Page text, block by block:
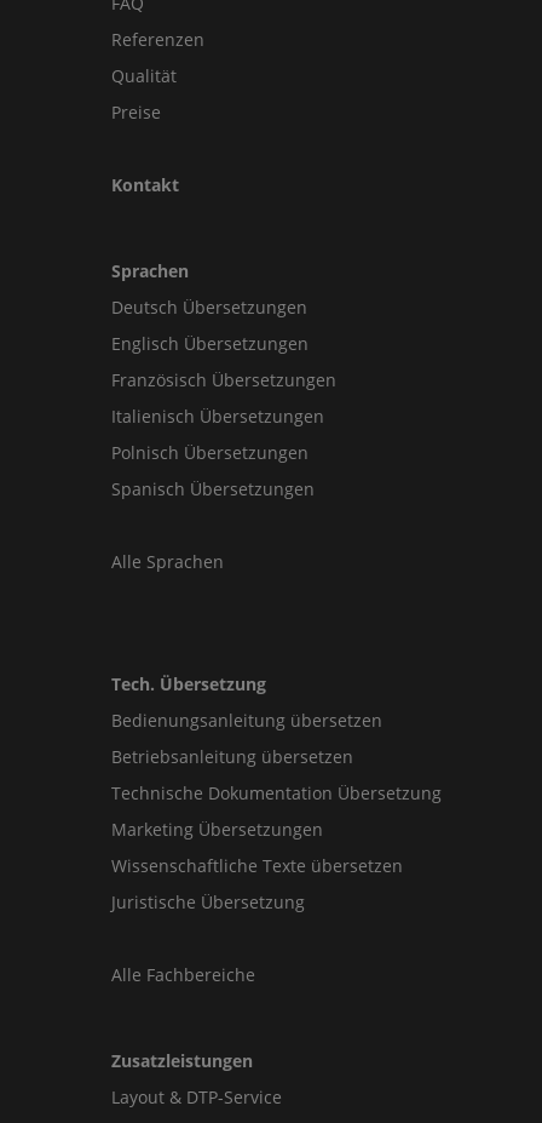
Referenzen
Qualität
Preise
Kontakt
Sprachen
Deutsch Übersetzungen
Englisch Übersetzungen
Französisch Übersetzungen
Italienisch Übersetzungen
Polnisch Übersetzungen
Spanisch Übersetzungen
Alle Sprachen
Tech. Übersetzung
Bedienungsanleitung übersetzen
Betriebsanleitung übersetzen
Technische Dokumentation Übersetzung
Marketing Übersetzungen
Wissenschaftliche Texte übersetzen
Juristische Übersetzung
Alle Fachbereiche
Zusatzleistungen
Layout & DTP-Service